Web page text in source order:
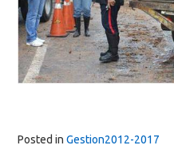
Posted in Gestion2012-2017